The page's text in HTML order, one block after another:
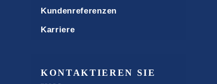
Kundenreferenzen
Karriere
KONTAKTIEREN SIE